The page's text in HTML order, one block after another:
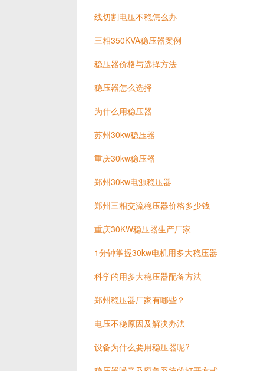
线切割电压不稳怎么办
三相350KVA稳压器案例
稳压器价格与选择方法
稳压器怎么选择
为什么用稳压器
苏州30kw稳压器
重庆30kw稳压器
郑州30kw电源稳压器
郑州三相交流稳压器价格多少钱
重庆30KW稳压器生产厂家
1分钟掌握30kw电机用多大稳压器
科学的用多大稳压器配备方法
郑州稳压器厂家有哪些？
电压不稳原因及解决办法
设备为什么要用稳压器呢?